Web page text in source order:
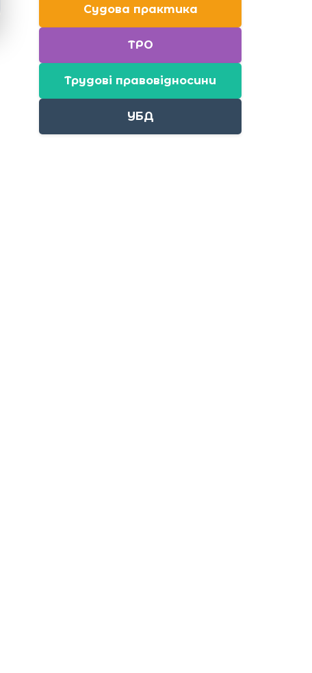
Судова практика
ТРО
Трудові правовідносини
УБД